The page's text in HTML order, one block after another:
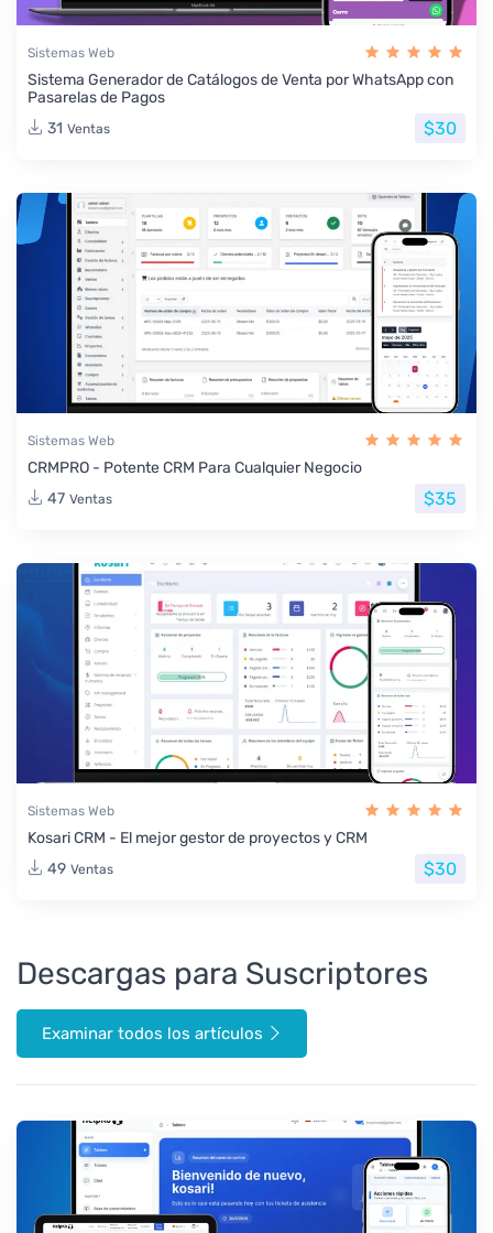
Sistemas Web
Sistema Generador de Catálogos de Venta por WhatsApp con
Pasarelas de Pagos
31 Ventas $30
Sistemas Web
CRMPRO - Potente CRM Para Cualquier Negocio
47 Ventas $35
Sistemas Web
Kosari CRM - El mejor gestor de proyectos y CRM
49 Ventas $30
Descargas para Suscriptores
Examinar todos los artículos